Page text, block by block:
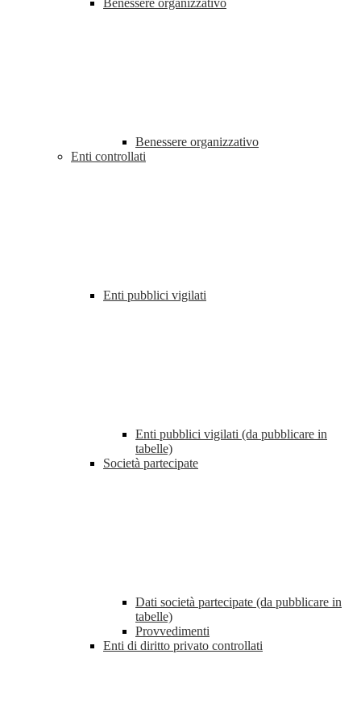
Benessere organizzativo
Benessere organizzativo
Enti controllati
Enti pubblici vigilati
Enti pubblici vigilati (da pubblicare in
tabelle)
Società partecipate
Dati società partecipate (da pubblicare in
tabelle)
Provvedimenti
Enti di diritto privato controllati